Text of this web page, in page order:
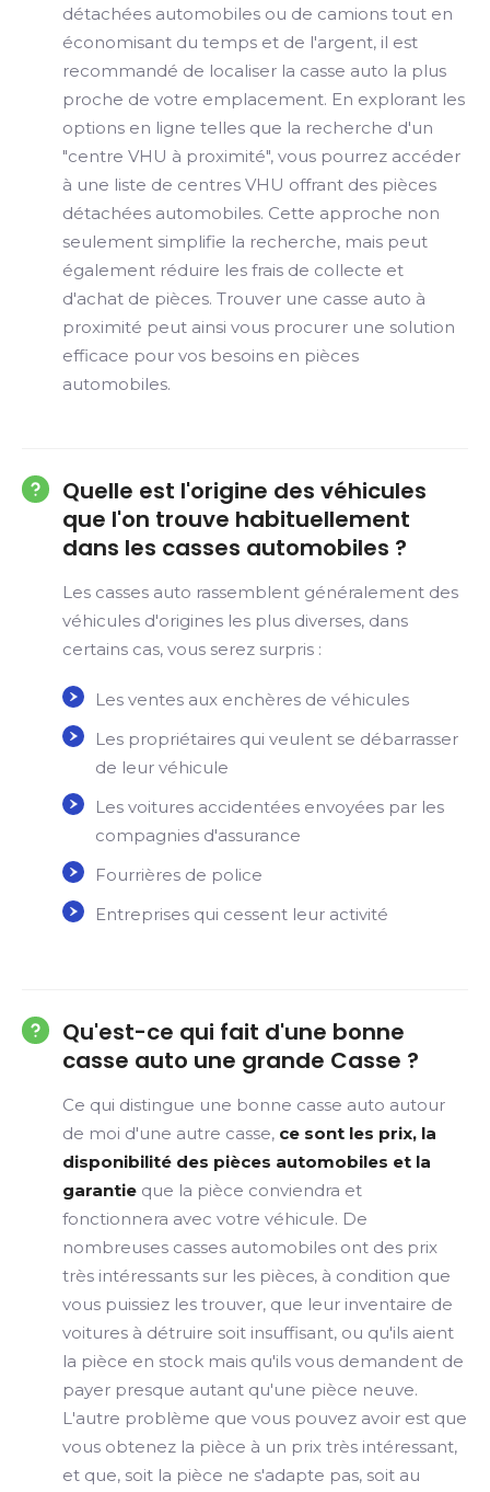
détachées automobiles ou de camions tout en
économisant du temps et de l'argent, il est
recommandé de localiser la casse auto la plus
proche de votre emplacement. En explorant les
options en ligne telles que la recherche d'un
"centre VHU à proximité", vous pourrez accéder
à une liste de centres VHU offrant des pièces
détachées automobiles. Cette approche non
seulement simplifie la recherche, mais peut
également réduire les frais de collecte et
d'achat de pièces. Trouver une casse auto à
proximité peut ainsi vous procurer une solution
efficace pour vos besoins en pièces
automobiles.
Quelle est l'origine des véhicules
que l'on trouve habituellement
dans les casses automobiles ?
Les casses auto rassemblent généralement des
véhicules d'origines les plus diverses, dans
certains cas, vous serez surpris :
Les ventes aux enchères de véhicules
Les propriétaires qui veulent se débarrasser
de leur véhicule
Les voitures accidentées envoyées par les
compagnies d'assurance
Fourrières de police
Entreprises qui cessent leur activité
Qu'est-ce qui fait d'une bonne
casse auto une grande Casse ?
Ce qui distingue une bonne casse auto autour
de moi d'une autre casse, ce sont les prix, la
disponibilité des pièces automobiles et la
garantie que la pièce conviendra et
fonctionnera avec votre véhicule. De
nombreuses casses automobiles ont des prix
très intéressants sur les pièces, à condition que
vous puissiez les trouver, que leur inventaire de
voitures à détruire soit insuffisant, ou qu'ils aient
la pièce en stock mais qu'ils vous demandent de
payer presque autant qu'une pièce neuve.
L'autre problème que vous pouvez avoir est que
vous obtenez la pièce à un prix très intéressant,
et que, soit la pièce ne s'adapte pas, soit au